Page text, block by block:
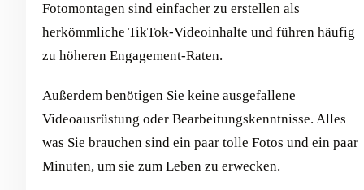
Fotomontagen sind einfacher zu erstellen als
herkömmliche TikTok-Videoinhalte und führen häufig
zu höheren Engagement-Raten.
Außerdem benötigen Sie keine ausgefallene
Videoausrüstung oder Bearbeitungskenntnisse. Alles
was Sie brauchen sind ein paar tolle Fotos und ein paar
Minuten, um sie zum Leben zu erwecken.